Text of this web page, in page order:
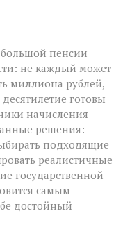
пенсии
не каждый может
миллиона рублей,
готовы
начисления
решения:
подходящие
реалистичные
государственной
самым
достойный